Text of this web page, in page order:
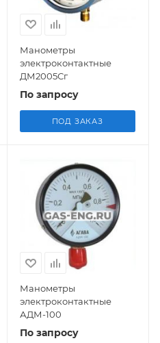
Манометры
электроконтактные
ДМ2005Сг
По запросу
ПОД ЗАКАЗ
Манометры
электроконтактные
АДМ-100
По запросу